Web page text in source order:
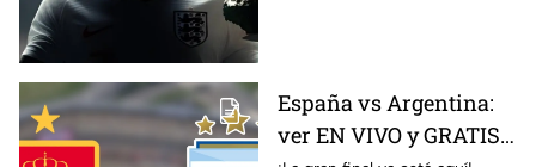
España vs Argentina:
ver EN VIVO y GRATIS